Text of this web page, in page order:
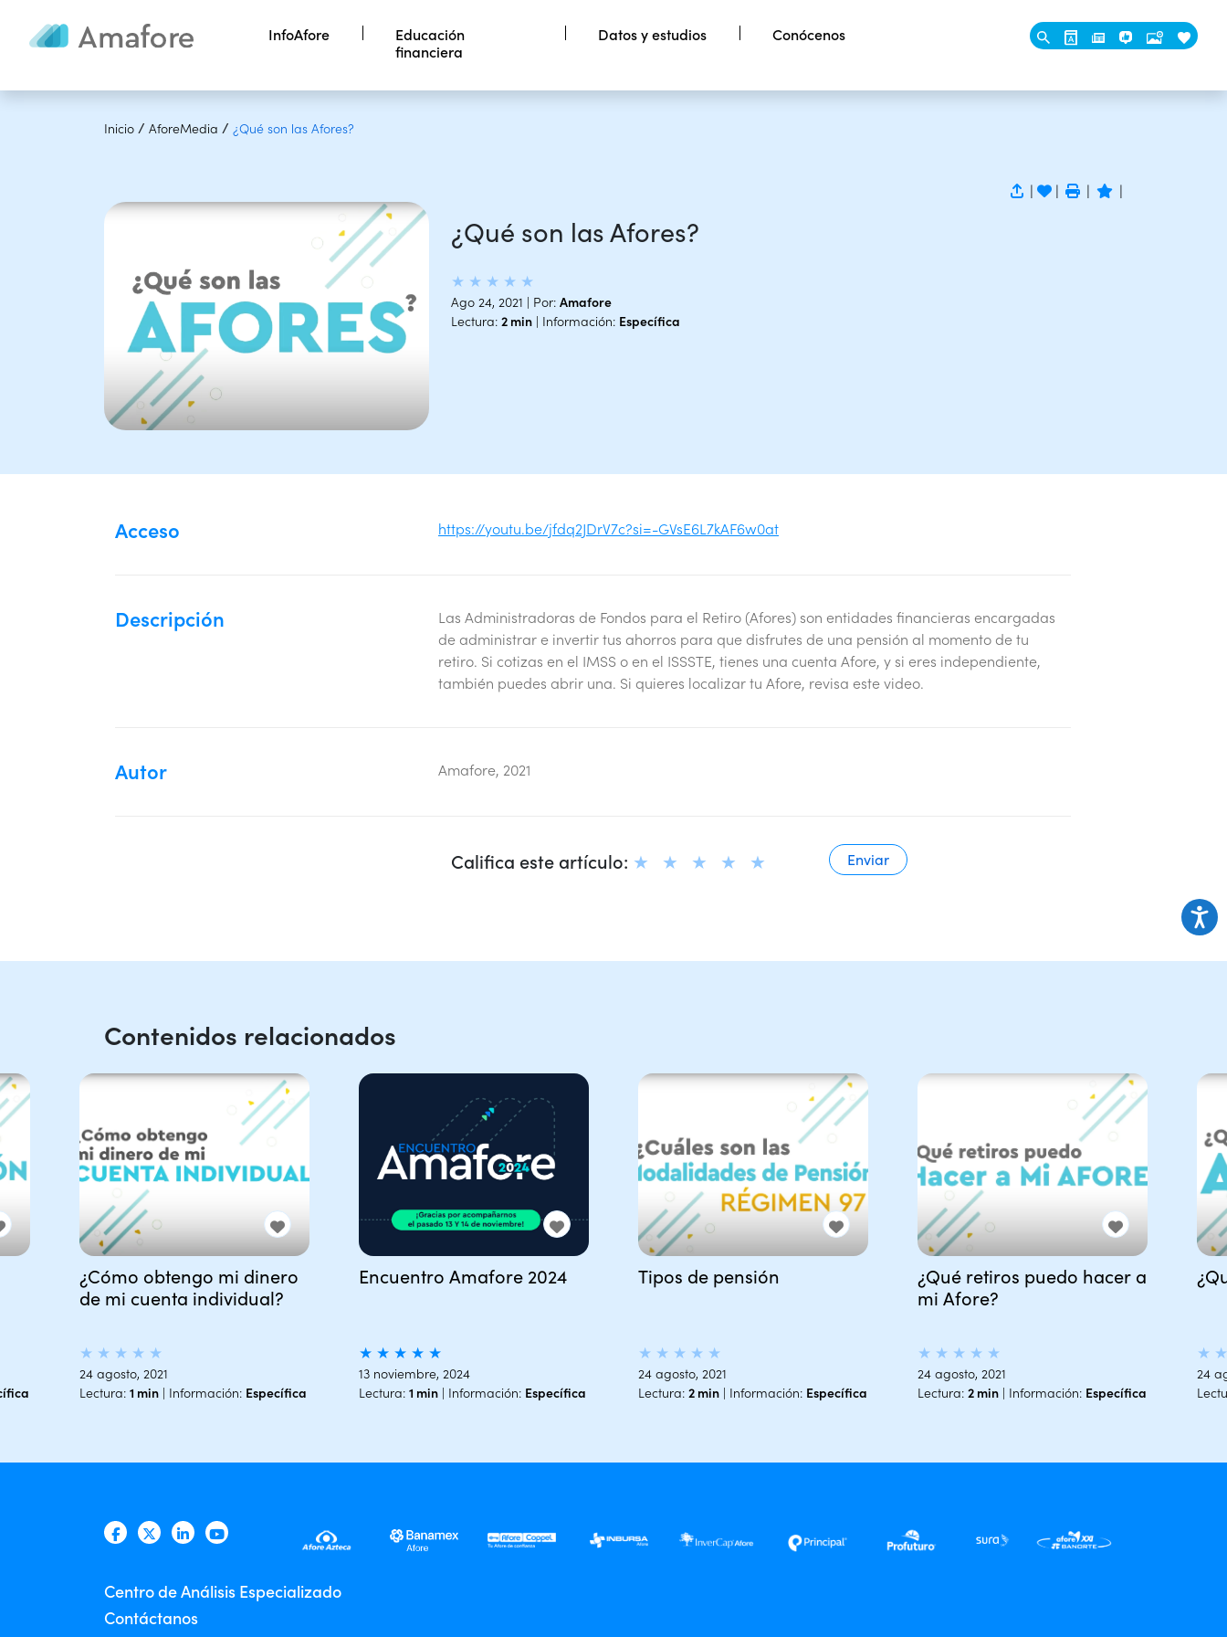
InfoAfore
Educación
financiera
Datos y estudios Conócenos
Inicio / AforeMedia / ¿Qué son las Afores?
| | | |
¿Qué son las Afores?
★ ★ ★ ★ ★
Ago 24, 2021 | Por: Amafore
Lectura: 2 min | Información: Específica
Acceso https://youtu.be/jfdq2JDrV7c?si=-GVsE6L7kAF6w0at
Descripción
Las Administradoras de Fondos para el Retiro (Afores) son entidades financieras encargadas
de administrar e invertir tus ahorros para que disfrutes de una pensión al momento de tu
retiro. Si cotizas en el IMSS o en el ISSSTE, tienes una cuenta Afore, y si eres independiente,
también puedes abrir una. Si quieres localizar tu Afore, revisa este video.
Autor Amafore, 2021
Califica este artículo:
Contenidos relacionados
¿Cómo obtengo mi dinero
de mi cuenta individual?
★ ★ ★ ★ ★
24 agosto, 2021
Lectura: 1 min | Información: Específica
Encuentro Amafore 2024
★ ★ ★ ★ ★
13 noviembre, 2024
Lectura: 1 min | Información: Específica
Tipos de pensión
★ ★ ★ ★ ★
24 agosto, 2021
Lectura: 2 min | Información: Específica
¿Qué retiros puedo hacer a
mi Afore?
★ ★ ★ ★ ★
24 agosto, 2021
Lectura: 2 min | Información: Específica
★ ★
24
Centro de Análisis Especializado
Contáctanos